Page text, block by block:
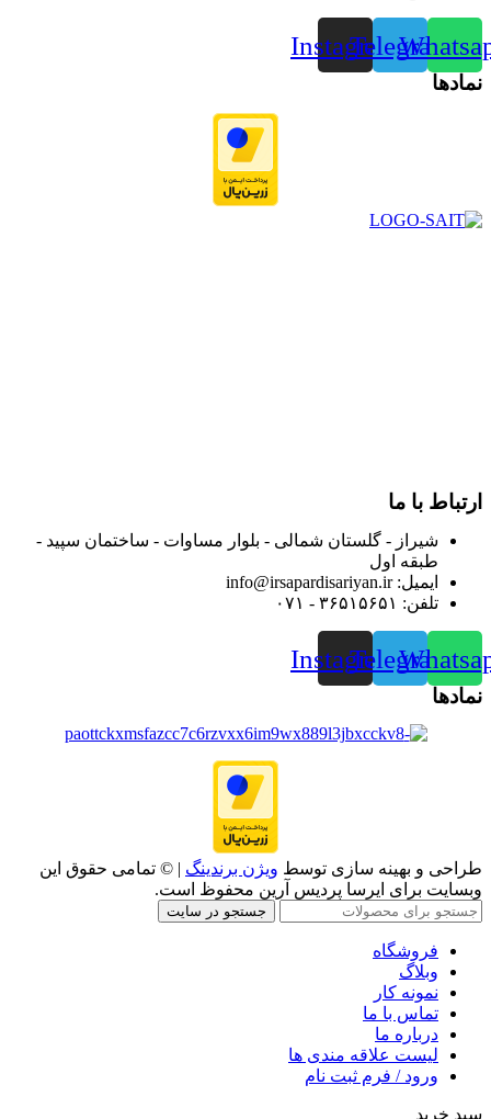
Telegram
Instagram
نمادها
ارتباط با ما
شیراز - گلستان شمالی - بلوار مساوات - ساختمان سپید -
طبقه اول
ایمیل: info@irsapardisariyan.ir
تلفن: ۳۶۵۱۵۶۵۱ - ۰۷۱
Telegram
Instagram
نمادها
طراحی و بهینه سازی توسط ویژن برندینگ | © تمامی حقوق این
وبسایت برای ایرسا پردیس آرین محفوظ است.
جستجو در سایت
فروشگاه
وبلاگ
نمونه کار
تماس با ما
درباره ما
لیست علاقه مندی ها
ورود / فرم ثبت نام
سبد خرید